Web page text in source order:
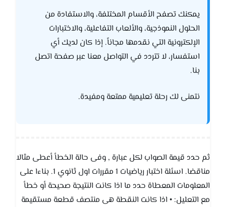
يمكنك تصفح الأقسام المختلفة، والاستفادة من
الحلول النموذجية، والألعاب التفاعلية، والاختبارات
الإلكترونية التي نقدمها مجاناً. إذا كان لديك أي
استفسار، لا تتردد في التواصل معنا عبر صفحة اتصل
بنا.
نتمنى لك رحلة تعليمية ممتعة ومفيدة.
ثم حدد قيمة الصواب لكل عبارة , وفى حالة الخطأ أعطى مثالا
مناقضا. اسئلة اختبار رياضيات 1 مقررات اول ثانوي 1. بناءا على
المعلومات المعطاة حدد ما اذا كانت النتيجة صحيحة أو خطأ
مع التعليل: • اذا كانت النقطة هى منتصف قطعة مستقيمة